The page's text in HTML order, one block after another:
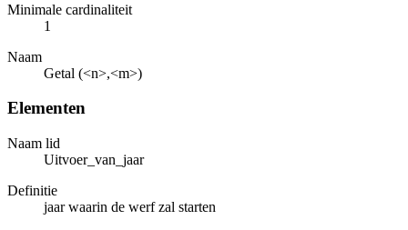
Minimale cardinaliteit
1
Naam
Getal (<n>,<m>)
Elementen
Naam lid
Uitvoer_van_jaar
Definitie
jaar waarin de werf zal starten